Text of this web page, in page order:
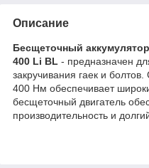
Описание
Бесщеточный
400 Li BL - предназначен
закручивания гаек и
400 Нм обеспечивает
бесщеточный двигатель
производительность и